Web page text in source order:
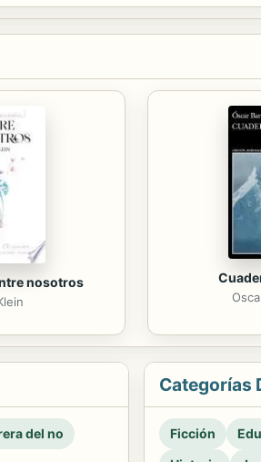
nosotros
del no
Categorías
Ficción